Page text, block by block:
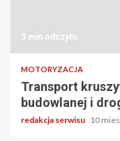
3 min odczytu
MOTORYZACJA
Transport
budowlanej i
redakcja serwisu 10